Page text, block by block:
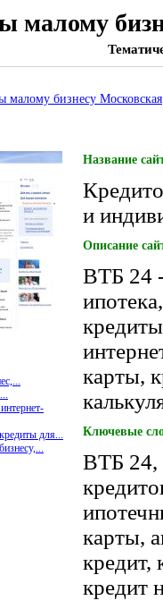
малому
малому бизнесу Московская
для...
Название
и
Описание
ВТБ 24 -
карты,
Ключевые
ВТБ 24,
карты,
кредит,
кредит